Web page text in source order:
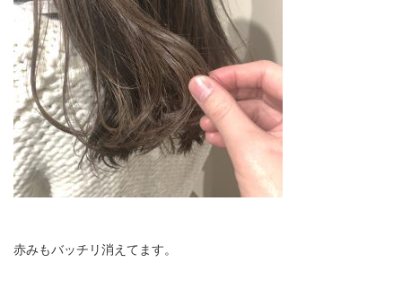
赤みもバッチリ消えてます。